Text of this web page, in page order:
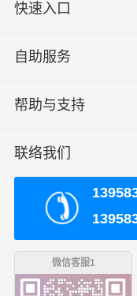
快速入口
自助服务
帮助与支持
联络我们
微信客服1